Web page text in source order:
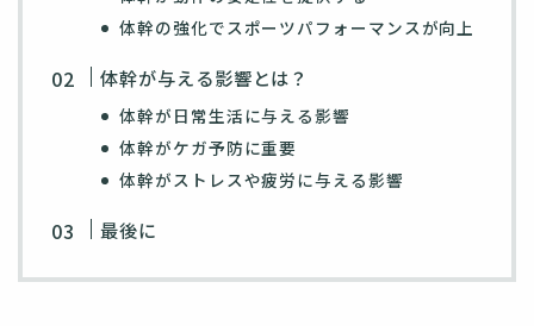
体幹の強化でスポーツパフォーマンスが向上
体幹が与える影響とは？
体幹が日常生活に与える影響
体幹がケガ予防に重要
体幹がストレスや疲労に与える影響
最後に